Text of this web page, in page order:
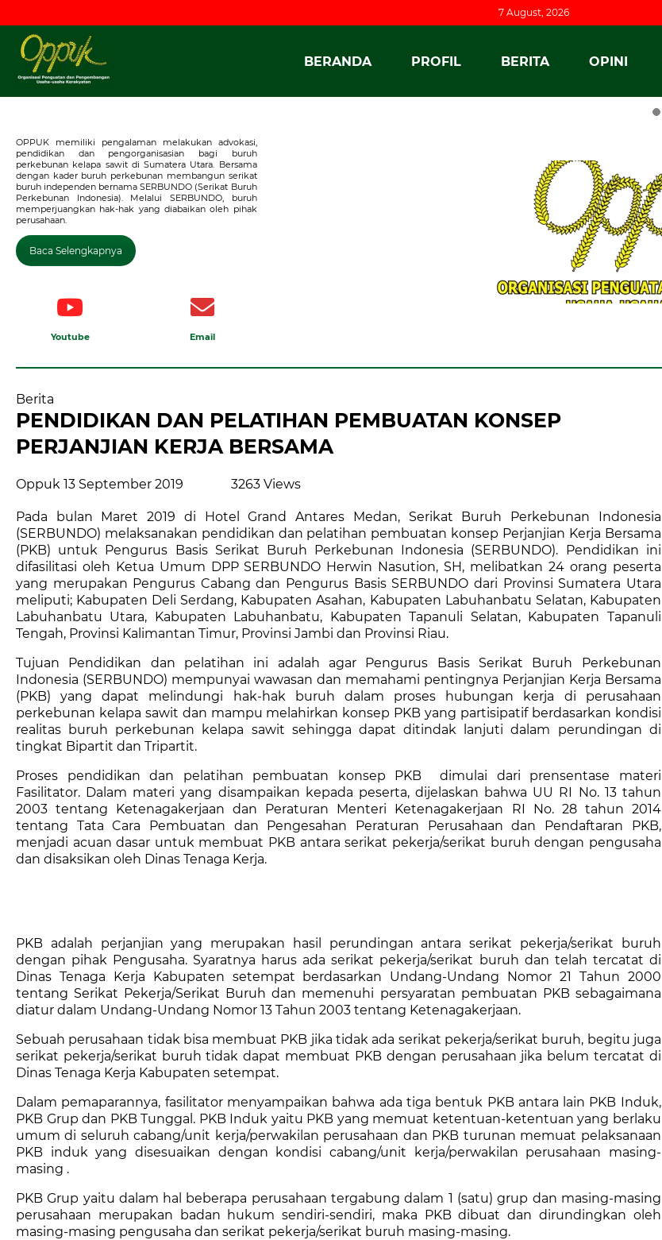
k
7 August, 2026
BERANDA PROFIL BERITA OPINI
OPPUK memiliki pengalaman melakukan advokasi,
pendidikan dan pengorganisasian bagi buruh
perkebunan kelapa sawit di Sumatera Utara. Bersama
dengan kader buruh perkebunan membangun serikat
buruh independen bernama SERBUNDO (Serikat Buruh
Perkebunan Indonesia). Melalui SERBUNDO, buruh
memperjuangkan hak-hak yang diabaikan oleh pihak
perusahaan.
Baca Selengkapnya
Youtube Email
Berita
PENDIDIKAN DAN PELATIHAN PEMBUATAN KONSEP
PERJANJIAN KERJA BERSAMA
Oppuk 13 September 2019 3263 Views
Pada bulan Maret 2019 di Hotel Grand Antares Medan, Serikat Buruh Perkebunan Indonesia
(SERBUNDO) melaksanakan pendidikan dan pelatihan pembuatan konsep Perjanjian Kerja Bersama
(PKB) untuk Pengurus Basis Serikat Buruh Perkebunan Indonesia (SERBUNDO). Pendidikan ini
difasilitasi oleh Ketua Umum DPP SERBUNDO Herwin Nasution, SH, melibatkan 24 orang peserta
yang merupakan Pengurus Cabang dan Pengurus Basis SERBUNDO dari Provinsi Sumatera Utara
meliputi; Kabupaten Deli Serdang, Kabupaten Asahan, Kabupaten Labuhanbatu Selatan, Kabupaten
Labuhanbatu Utara, Kabupaten Labuhanbatu, Kabupaten Tapanuli Selatan, Kabupaten Tapanuli
Tengah, Provinsi Kalimantan Timur, Provinsi Jambi dan Provinsi Riau.
Tujuan Pendidikan dan pelatihan ini adalah agar Pengurus Basis Serikat Buruh Perkebunan
Indonesia (SERBUNDO) mempunyai wawasan dan memahami pentingnya Perjanjian Kerja Bersama
(PKB) yang dapat melindungi hak-hak buruh dalam proses hubungan kerja di perusahaan
perkebunan kelapa sawit dan mampu melahirkan konsep PKB yang partisipatif berdasarkan kondisi
realitas buruh perkebunan kelapa sawit sehingga dapat ditindak lanjuti dalam perundingan di
tingkat Bipartit dan Tripartit.
Proses pendidikan dan pelatihan pembuatan konsep PKB dimulai dari prensentase materi
Fasilitator. Dalam materi yang disampaikan kepada peserta, dijelaskan bahwa UU RI No. 13 tahun
2003 tentang Ketenagakerjaan dan Peraturan Menteri Ketenagakerjaan RI No. 28 tahun 2014
tentang Tata Cara Pembuatan dan Pengesahan Peraturan Perusahaan dan Pendaftaran PKB,
menjadi acuan dasar untuk membuat PKB antara serikat pekerja/serikat buruh dengan pengusaha
dan disaksikan oleh Dinas Tenaga Kerja.
PKB adalah perjanjian yang merupakan hasil perundingan antara serikat pekerja/serikat buruh
dengan pihak Pengusaha. Syaratnya harus ada serikat pekerja/serikat buruh dan telah tercatat di
Dinas Tenaga Kerja Kabupaten setempat berdasarkan Undang-Undang Nomor 21 Tahun 2000
tentang Serikat Pekerja/Serikat Buruh dan memenuhi persyaratan pembuatan PKB sebagaimana
diatur dalam Undang-Undang Nomor 13 Tahun 2003 tentang Ketenagakerjaan.
Sebuah perusahaan tidak bisa membuat PKB jika tidak ada serikat pekerja/serikat buruh, begitu juga
serikat pekerja/serikat buruh tidak dapat membuat PKB dengan perusahaan jika belum tercatat di
Dinas Tenaga Kerja Kabupaten setempat.
Dalam pemaparannya, fasilitator menyampaikan bahwa ada tiga bentuk PKB antara lain PKB Induk,
PKB Grup dan PKB Tunggal. PKB Induk yaitu PKB yang memuat ketentuan-ketentuan yang berlaku
umum di seluruh cabang/unit kerja/perwakilan perusahaan dan PKB turunan memuat pelaksanaan
PKB induk yang disesuaikan dengan kondisi cabang/unit kerja/perwakilan perusahaan masing-
masing .
PKB Grup yaitu dalam hal beberapa perusahaan tergabung dalam 1 (satu) grup dan masing-masing
perusahaan merupakan badan hukum sendiri-sendiri, maka PKB dibuat dan dirundingkan oleh
masing-masing pengusaha dan serikat pekerja/serikat buruh masing-masing.